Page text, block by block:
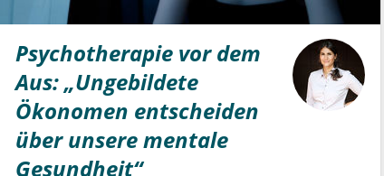
Psychotherapie vor dem
Aus: „Ungebildete
Ökonomen entscheiden
über unsere mentale
Gesundheit“